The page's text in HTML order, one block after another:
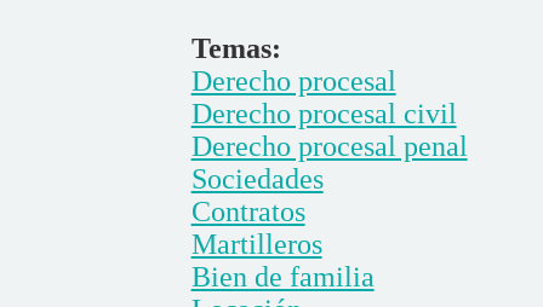
Temas:
Derecho procesal
Derecho procesal civil
Derecho procesal penal
Sociedades
Contratos
Martilleros
Bien de familia